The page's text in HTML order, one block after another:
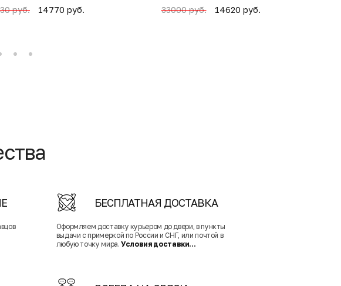
руб. 14770 руб. 33000 руб. 14620 руб.
БЕСПЛАТНАЯ ДОСТАВКА
Оформляем доставку курьером до двери, в пункты
выдачи с примеркой по России и СНГ, или почтой в
любую точку мира.Условия доставки...